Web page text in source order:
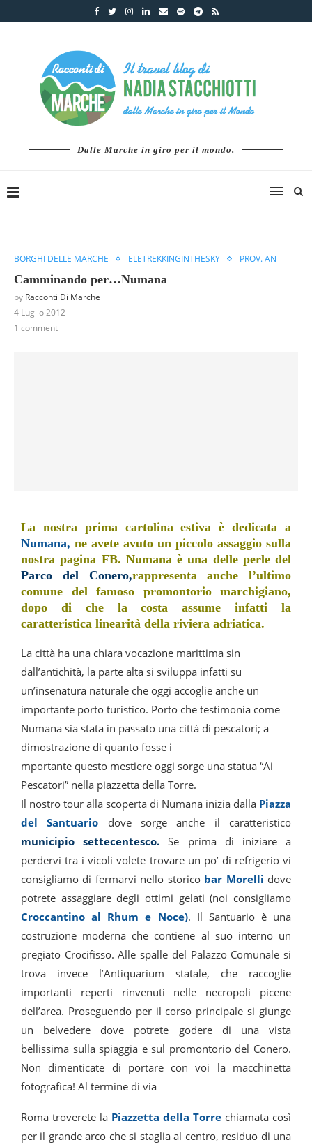
Dalle Marche in giro per il mondo.
BORGHI DELLE MARCHE ELETREKKINGINTHESKY PROV. AN
Camminando per…Numana
by Racconti Di Marche
4 Luglio 2012
1 comment
La nostra prima cartolina estiva è dedicata a
Numana, ne avete avuto un piccolo assaggio sulla
nostra pagina FB. Numana è una delle perle del
Parco del Conero,rappresenta anche l’ultimo
comune del famoso promontorio marchigiano,
dopo di che la costa assume infatti la
caratteristica linearità della riviera adriatica.
La città ha una chiara vocazione marittima sin
dall’antichità, la parte alta si sviluppa infatti su
un’insenatura naturale che oggi accoglie anche un
importante porto turistico. Porto che testimonia come
Numana sia stata in passato una città di pescatori; a
dimostrazione di quanto fosse i
mportante questo mestiere oggi sorge una statua “Ai
Pescatori” nella piazzetta della Torre.
Il nostro tour alla scoperta di Numana inizia dalla Piazza
del Santuario dove sorge anche il caratteristico
municipio settecentesco. Se prima di iniziare a
perdervi tra i vicoli volete trovare un po’ di refrigerio vi
consigliamo di fermarvi nello storico bar Morelli dove
potrete assaggiare degli ottimi gelati (noi consigliamo
Croccantino al Rhum e Noce). Il Santuario è una
costruzione moderna che contiene al suo interno un
pregiato Crocifisso. Alle spalle del Palazzo Comunale si
trova invece l’Antiquarium statale, che raccoglie
importanti reperti rinvenuti nelle necropoli picene
dell’area. Proseguendo per il corso principale si giunge
un belvedere dove potrete godere di una vista
bellissima sulla spiaggia e sul promontorio del Conero.
Non dimenticate di portare con voi la macchinetta
fotografica! Al termine di via
Roma troverete la Piazzetta della Torre chiamata così
per il grande arco che si staglia al centro, residuo di una